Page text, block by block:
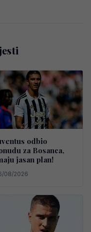
odbio
za Bosanca,
jasan plan!
08/2026